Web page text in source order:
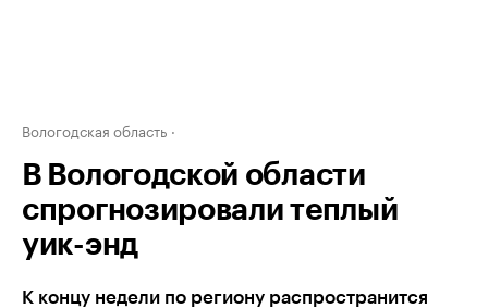
Вологодская область
В Вологодской области
спрогнозировали теплый
уик-энд
К концу недели по региону распространится